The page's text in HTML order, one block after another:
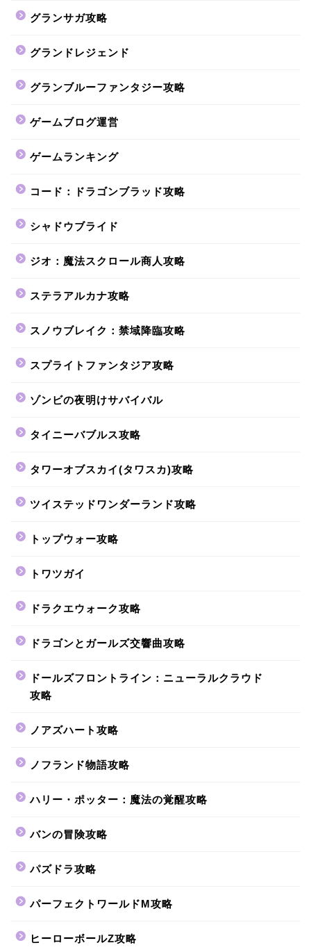
グランサガ攻略
グランドレジェンド
グランブルーファンタジー攻略
ゲームブログ運営
ゲームランキング
コード：ドラゴンブラッド攻略
シャドウブライド
ジオ：魔法スクロール商人攻略
ステラアルカナ攻略
スノウブレイク：禁域降臨攻略
スプライトファンタジア攻略
ゾンビの夜明けサバイバル
タイニーバブルス攻略
タワーオブスカイ(タワスカ)攻略
ツイステッドワンダーランド攻略
トップウォー攻略
トワツガイ
ドラクエウォーク攻略
ドラゴンとガールズ交響曲攻略
ドールズフロントライン：ニューラルクラウド
攻略
ノアズハート攻略
ノフランド物語攻略
ハリー・ポッター：魔法の覚醒攻略
バンの冒険攻略
パズドラ攻略
パーフェクトワールドM攻略
ヒーローボールZ攻略